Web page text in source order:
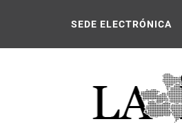
SEDE ELECTRÓNICA